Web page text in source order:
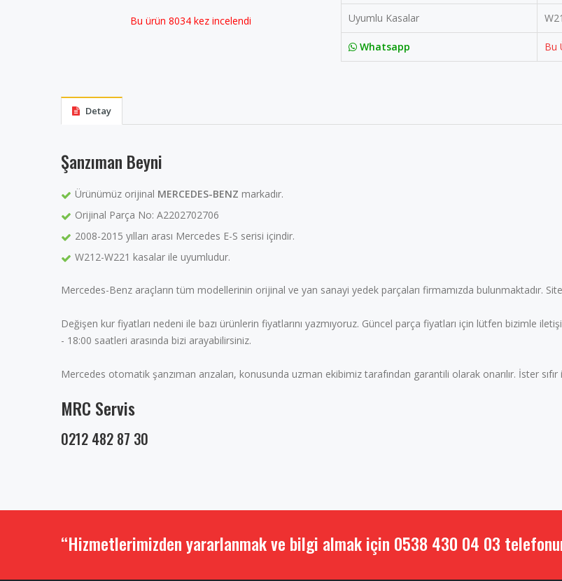
Bu ürün 8034 kez incelendi Uyumlu Kasalar
Whatsapp Bu
Detay
Şanzıman Beyni
Ürünümüz orijinal MERCEDES-BENZ markadır.
Orijinal Parça No: A2202702706
2008-2015 yılları arası Mercedes E-S serisi içindir.
W212-W221 kasalar ile uyumludur.
Mercedes-Benz araçların tüm modellerinin orijinal ve yan sanayi yedek parçaları firmamızda bulunmaktadır.
Değişen kur fiyatları nedeni ile bazı ürünlerin fiyatlarını yazmıyoruz. Güncel parça fiyatları için lütfen bizimle
- 18:00 saatleri arasında bizi arayabilirsiniz.
Mercedes otomatik şanzıman arızaları, konusunda uzman ekibimiz tarafından garantili olarak onarılır. İster
MRC Servis
0212 482 87 30
“Hizmetlerimizden yararlanmak ve bilgi almak için 0538 430 04 03